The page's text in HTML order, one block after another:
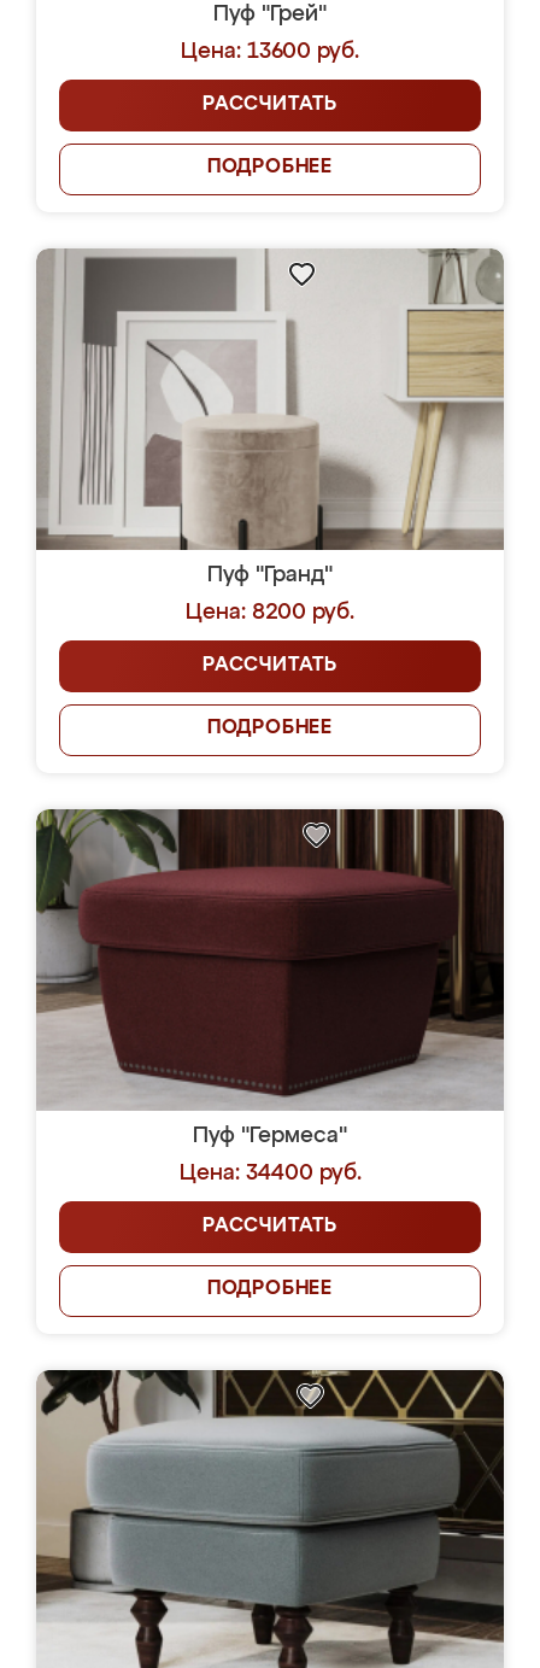
Пуф "Грей"
Цена: 13600 руб.
РАССЧИТАТЬ
ПОДРОБНЕЕ
Пуф "Гранд"
Цена: 8200 руб.
РАССЧИТАТЬ
ПОДРОБНЕЕ
Пуф "Гермеса"
Цена: 34400 руб.
РАССЧИТАТЬ
ПОДРОБНЕЕ